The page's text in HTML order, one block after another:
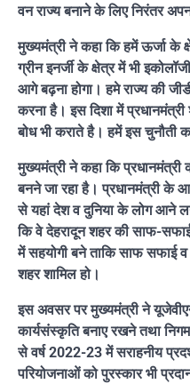
वन राज्य बनाने के लिए निरंतर
मुख्यमंत्री ने कहा कि हमें ऊर्जा के
ग्रीन इनर्जी के क्षेत्र में भी
आगे बढ़ना होगा। हमे राज्य की
करना है। इस दिशा में प्रधानमंत्री
बोध भी कराते है। हमें इस चुनौती
मुख्यमंत्री ने कहा कि प्रधानमंत्री
बनने जा रहा है। प्रधानमंत्री के
से यहां देश व दुनिया के लोग आने
कि वे देहरादून शहर की साफ-
में सहयोगी बने ताकि साफ सफाई
शहर शामिल हो।
इस अवसर पर मुख्यमंत्री ने
कार्यसंस्कृति बनाए रखने तथा
से वर्ष 2022-23 में सराहनीय
परियोजनाओं को पुरस्कार भी